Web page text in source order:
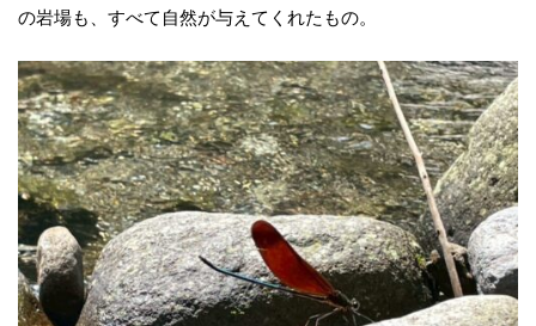
の岩場も、すべて自然が与えてくれたもの。